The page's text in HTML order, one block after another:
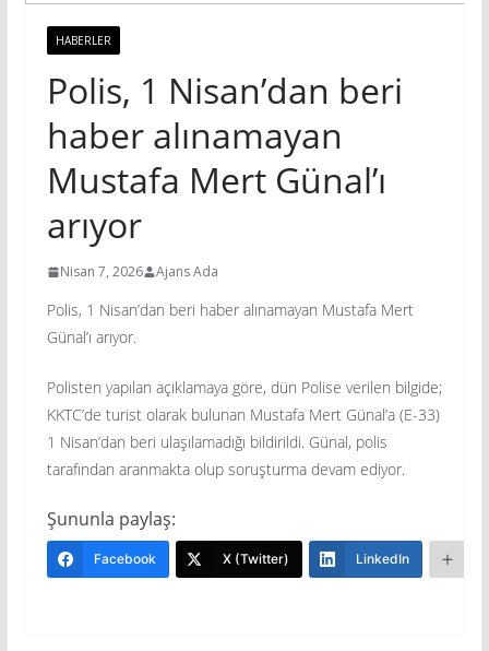
HABERLER
Polis, 1 Nisan’dan beri
haber alınamayan
Mustafa Mert Günal’ı
arıyor
Nisan 7, 2026 Ajans Ada
Polis, 1 Nisan’dan beri haber alınamayan Mustafa Mert
Günal’ı arıyor.
Polisten yapılan açıklamaya göre, dün Polise verilen bilgide;
KKTC’de turist olarak bulunan Mustafa Mert Günal’a (E-33)
1 Nisan’dan beri ulaşılamadığı bildirildi. Günal, polis
tarafından aranmakta olup soruşturma devam ediyor.
Şununla paylaş:
Facebook X (Twitter) LinkedIn